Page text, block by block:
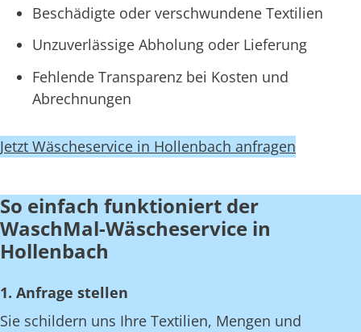
Beschädigte oder verschwundene Textilien
Unzuverlässige Abholung oder Lieferung
Fehlende Transparenz bei Kosten und
Abrechnungen
Jetzt Wäscheservice in Hollenbach anfragen
So einfach funktioniert der
WaschMal-Wäscheservice in
Hollenbach
1. Anfrage stellen
Sie schildern uns Ihre Textilien, Mengen und